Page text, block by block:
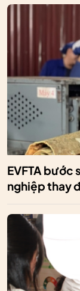
EVFTA bước
nghiệp thay